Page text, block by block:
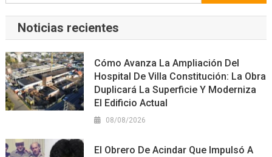
Noticias recientes
Cómo Avanza La Ampliación Del
Hospital De Villa Constitución: La Obra
Duplicará La Superficie Y Moderniza
El Edificio Actual
08/08/2026
El Obrero De Acindar Que Impulsó A